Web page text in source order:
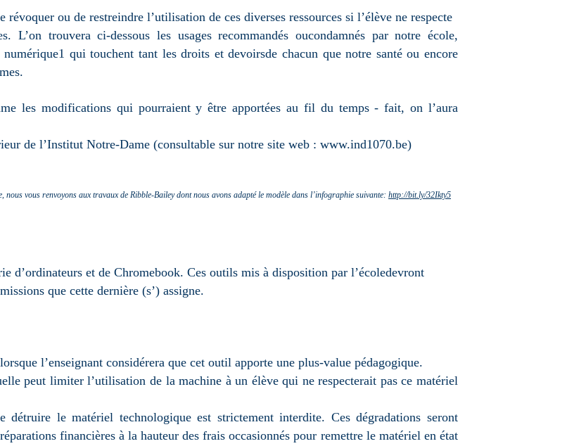
ou de restreindre l’utilisation de ces diverses ressources si l’élève ne respecte
L’on trouvera ci-dessous les usages recommandés oucondamnés par notre école,
qui touchent tant les droits et devoirsde chacun que notre santé ou encore
les modifications qui pourraient y être apportées au fil du temps - fait, on l’aura
de l’Institut Notre-Dame (consultable sur notre site web : www.ind1070.be)
vous renvoyons aux travaux de Ribble-Bailey dont nous avons adapté le modèle dans l’infographie suivante: http://bit.ly/32Ikty5
d’ordinateurs et de Chromebook. Ces outils mis à disposition par l’écoledevront
que cette dernière (s’) assigne.
l’enseignant considérera que cet outil apporte une plus-value pédagogique.
peut limiter l’utilisation de la machine à un élève qui ne respecterait pas ce matériel
le matériel technologique est strictement interdite. Ces dégradations seront
financières à la hauteur des frais occasionnés pour remettre le matériel en état